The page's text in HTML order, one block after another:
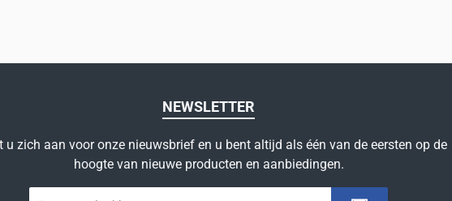
NEWSLETTER
u zich aan voor onze nieuwsbrief en u bent altijd als één van de eersten op de
hoogte van nieuwe producten en aanbiedingen.